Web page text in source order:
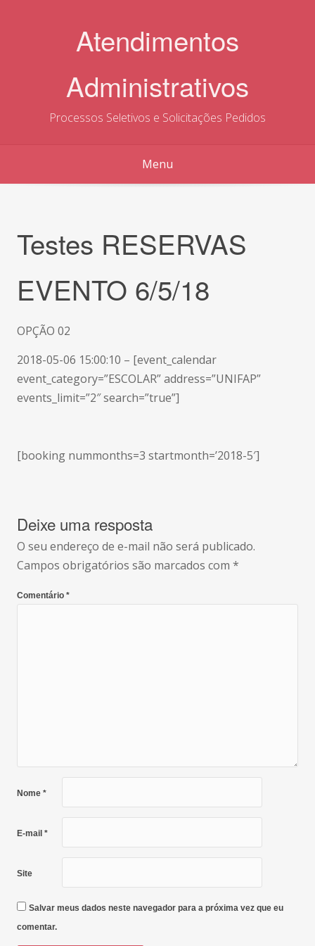
Atendimentos
Administrativos
Processos Seletivos e Solicitações Pedidos
Menu
Testes RESERVAS
EVENTO 6/5/18
OPÇÃO 02
2018-05-06 15:00:10 – [event_calendar
event_category=”ESCOLAR” address=”UNIFAP”
events_limit=”2″ search=”true”]
[booking nummonths=3 startmonth=’2018-5′]
Deixe uma resposta
O seu endereço de e-mail não será publicado.
Campos obrigatórios são marcados com *
Comentário *
Nome *
E-mail *
Site
Salvar meus dados neste navegador para a próxima vez que eu
comentar.